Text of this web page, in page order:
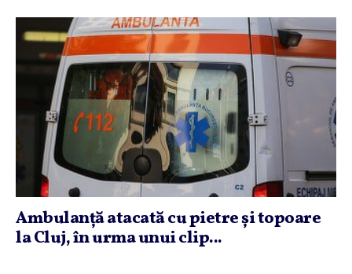
Ambulanţă atacată cu pietre şi topoare
la Cluj, în urma unui clip...